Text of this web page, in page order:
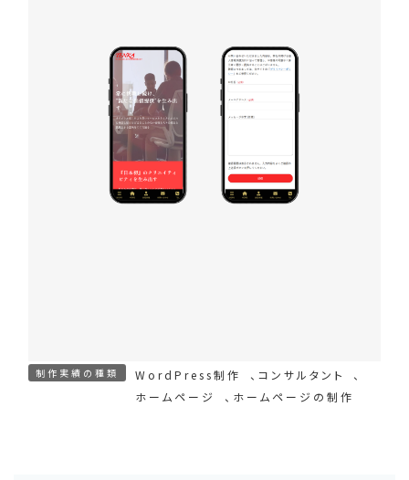
制作実績の種類 WordPress制作 、 コンサルタント
、
ホームページ
、 ホームページの制作